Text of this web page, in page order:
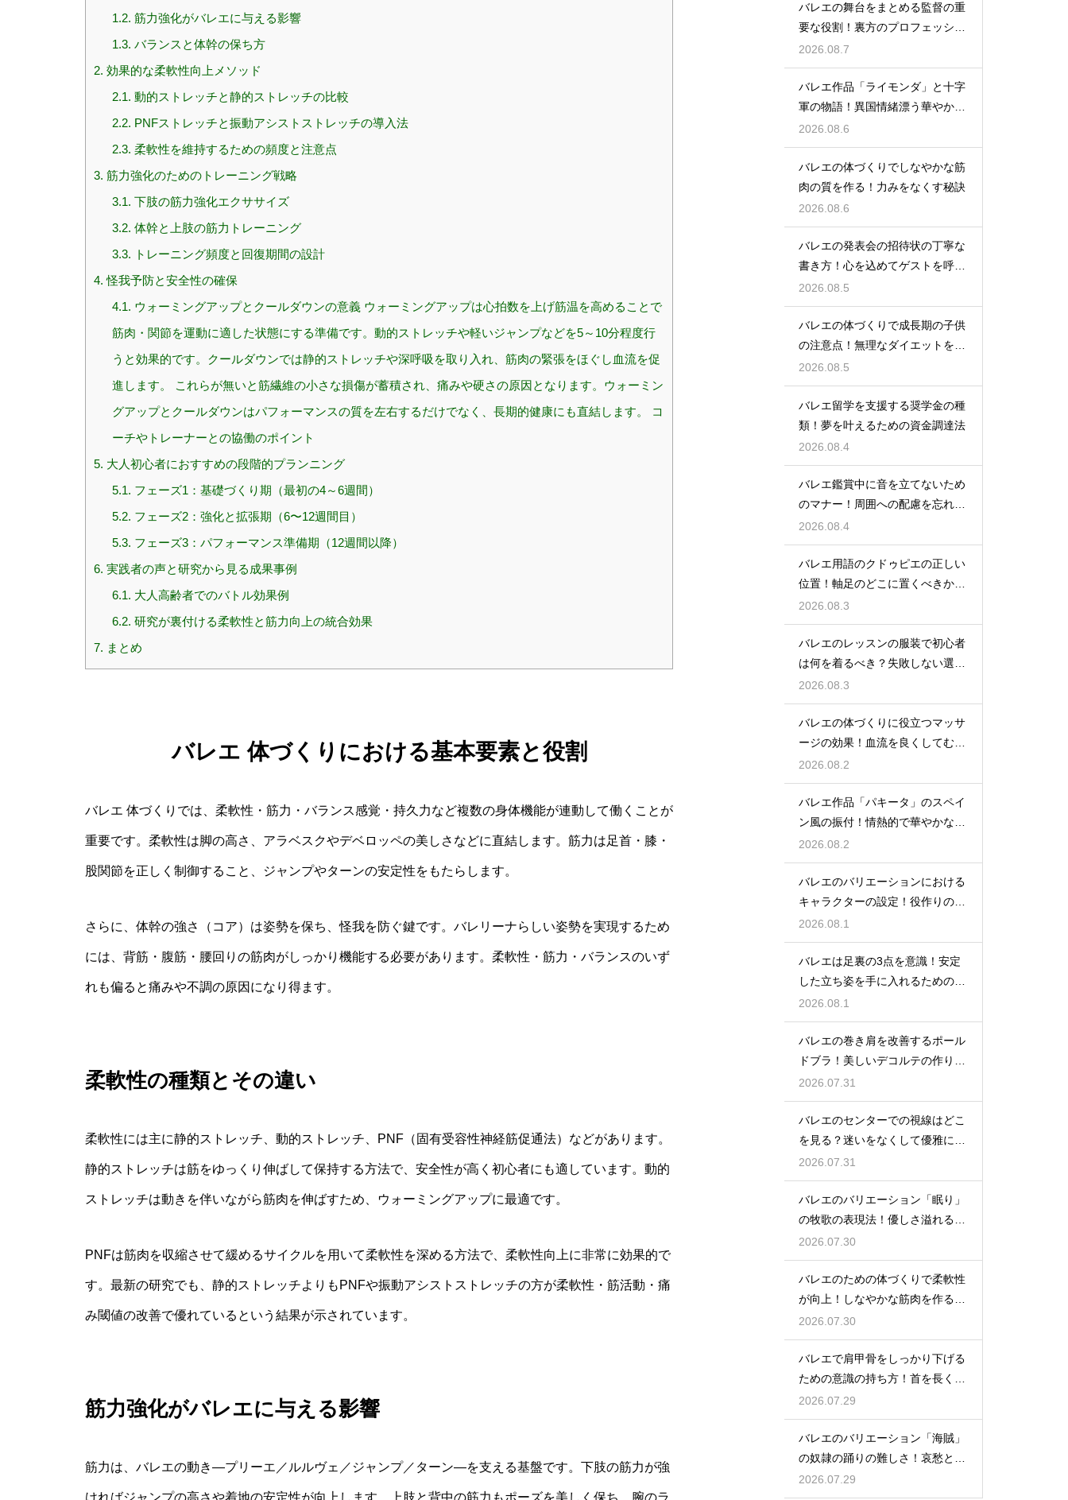
1.2. 筋力強化がバレエに与える影響
1.3. バランスと体幹の保ち方
2. 効果的な柔軟性向上メソッド
2.1. 動的ストレッチと静的ストレッチの比較
2.2. PNFストレッチと振動アシストストレッチの導入法
2.3. 柔軟性を維持するための頻度と注意点
3. 筋力強化のためのトレーニング戦略
3.1. 下肢の筋力強化エクササイズ
3.2. 体幹と上肢の筋力トレーニング
3.3. トレーニング頻度と回復期間の設計
4. 怪我予防と安全性の確保
4.1. ウォーミングアップとクールダウンの意義 ウォーミングアップは心拍数を上げ筋温を高めることで
筋肉・関節を運動に適した状態にする準備です。動的ストレッチや軽いジャンプなどを5～10分程度行
うと効果的です。クールダウンでは静的ストレッチや深呼吸を取り入れ、筋肉の緊張をほぐし血流を促
進します。 これらが無いと筋繊維の小さな損傷が蓄積され、痛みや硬さの原因となります。ウォーミン
グアップとクールダウンはパフォーマンスの質を左右するだけでなく、長期的健康にも直結します。 コ
ーチやトレーナーとの協働のポイント
5. 大人初心者におすすめの段階的プランニング
5.1. フェーズ1：基礎づくり期（最初の4～6週間）
5.2. フェーズ2：強化と拡張期（6〜12週間目）
5.3. フェーズ3：パフォーマンス準備期（12週間以降）
6. 実践者の声と研究から見る成果事例
6.1. 大人高齢者でのバトル効果例
6.2. 研究が裏付ける柔軟性と筋力向上の統合効果
7. まとめ
バレエ 体づくりにおける基本要素と役割
バレエ 体づくりでは、柔軟性・筋力・バランス感覚・持久力など複数の身体機能が連動して働くことが
重要です。柔軟性は脚の高さ、アラベスクやデベロッペの美しさなどに直結します。筋力は足首・膝・
股関節を正しく制御すること、ジャンプやターンの安定性をもたらします。
さらに、体幹の強さ（コア）は姿勢を保ち、怪我を防ぐ鍵です。バレリーナらしい姿勢を実現するため
には、背筋・腹筋・腰回りの筋肉がしっかり機能する必要があります。柔軟性・筋力・バランスのいず
れも偏ると痛みや不調の原因になり得ます。
柔軟性の種類とその違い
柔軟性には主に静的ストレッチ、動的ストレッチ、PNF（固有受容性神経筋促通法）などがあります。
静的ストレッチは筋をゆっくり伸ばして保持する方法で、安全性が高く初心者にも適しています。動的
ストレッチは動きを伴いながら筋肉を伸ばすため、ウォーミングアップに最適です。
PNFは筋肉を収縮させて緩めるサイクルを用いて柔軟性を深める方法で、柔軟性向上に非常に効果的で
す。最新の研究でも、静的ストレッチよりもPNFや振動アシストストレッチの方が柔軟性・筋活動・痛
み閾値の改善で優れているという結果が示されています。
筋力強化がバレエに与える影響
筋力は、バレエの動き—プリーエ／ルルヴェ／ジャンプ／ターン—を支える基盤です。下肢の筋力が強
ければジャンプの高さや着地の安定性が向上します。上肢と背中の筋力もポーズを美しく保ち、腕のラ
バレエの舞台をまとめる監督の重
要な役割！裏方のプロフェッショ
ナル
2026.08.7
バレエ作品「ライモンダ」と十字
軍の物語！異国情緒漂う華やかな
踊りを堪能
2026.08.6
バレエの体づくりでしなやかな筋
肉の質を作る！力みをなくす秘訣
2026.08.6
バレエの発表会の招待状の丁寧な
書き方！心を込めてゲストを呼ぶ
コツ
2026.08.5
バレエの体づくりで成長期の子供
の注意点！無理なダイエットを防
ぎ健康に
2026.08.5
バレエ留学を支援する奨学金の種
類！夢を叶えるための資金調達法
2026.08.4
バレエ鑑賞中に音を立てないため
のマナー！周囲への配慮を忘れず
に
2026.08.4
バレエ用語のクドゥピエの正しい
位置！軸足のどこに置くべきかを
徹底解説
2026.08.3
バレエのレッスンの服装で初心者
は何を着るべき？失敗しない選び
方
2026.08.3
バレエの体づくりに役立つマッサ
ージの効果！血流を良くしてむく
みスッキリ
2026.08.2
バレエ作品「パキータ」のスペイ
ン風の振付！情熱的で華やかな舞
台の魅力
2026.08.2
バレエのバリエーションにおける
キャラクターの設定！役作りの重
要性
2026.08.1
バレエは足裏の3点を意識！安定
した立ち姿を手に入れるための秘
訣
2026.08.1
バレエの巻き肩を改善するポール
ドブラ！美しいデコルテの作り方
とは
2026.07.31
バレエのセンターでの視線はどこ
を見る？迷いをなくして優雅に踊
る
2026.07.31
バレエのバリエーション「眠り」
の牧歌の表現法！優しさ溢れる踊
り
2026.07.30
バレエのための体づくりで柔軟性
が向上！しなやかな筋肉を作る毎
日の新習慣
2026.07.30
バレエで肩甲骨をしっかり下げる
ための意識の持ち方！首を長く見
せる
2026.07.29
バレエのバリエーション「海賊」
の奴隷の踊りの難しさ！哀愁とテ
クニック
2026.07.29